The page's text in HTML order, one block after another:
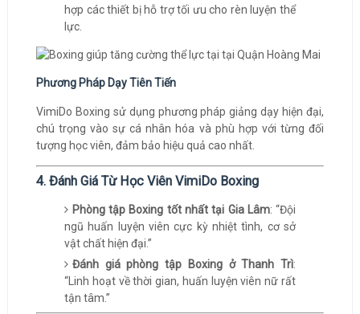
hợp các thiết bị hỗ trợ tối ưu cho rèn luyện thể
lực.
Phương Pháp Dạy Tiên Tiến
VimiDo Boxing sử dụng phương pháp giảng dạy hiện đại,
chú trọng vào sự cá nhân hóa và phù hợp với từng đối
tượng học viên, đảm bảo hiệu quả cao nhất.
4. Đánh Giá Từ Học Viên VimiDo Boxing
Phòng tập Boxing tốt nhất tại Gia Lâm: “Đội
ngũ huấn luyện viên cực kỳ nhiệt tình, cơ sở
vật chất hiện đại.”
Đánh giá phòng tập Boxing ở Thanh Trì:
“Linh hoạt về thời gian, huấn luyện viên nữ rất
tận tâm.”